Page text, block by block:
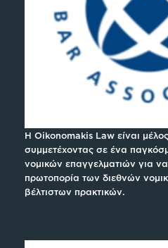
H Oikonomakis Law είναι
συμμετέχοντας σε ένα
νομικών επαγγελματιών για
πρωτοπορία των διεθνών
βέλτιστων πρακτικών.